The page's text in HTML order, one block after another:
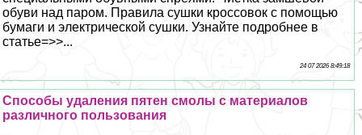
обуви над паром. Правила сушки кроссовок с помощью
бумаги и электрической сушки. Узнайте подробнее в
статье=>>...
24 07 2026 8:49:18
Способы удаления пятен смолы с материалов
различного пользования